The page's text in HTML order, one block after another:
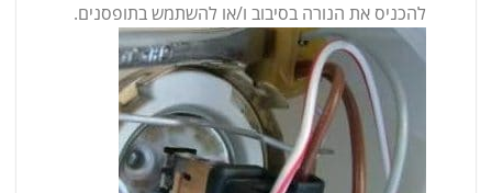
להכניס את הנורה בסיבוב ו/או להשתמש בתופסנים.